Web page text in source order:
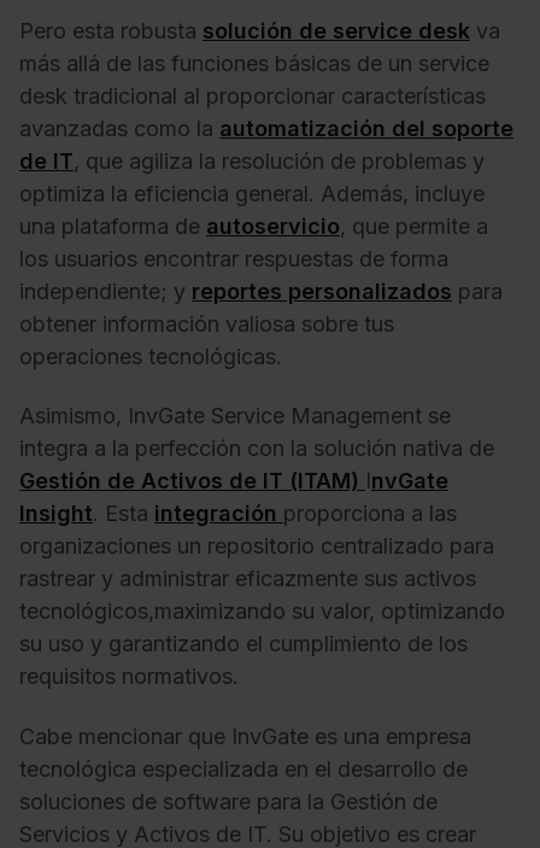
Pero esta robusta solución de service desk va
más allá de las funciones básicas de un service
desk tradicional al proporcionar características
avanzadas como la automatización del soporte
de IT, que agiliza la resolución de problemas y
optimiza la eficiencia general. Además, incluye
una plataforma de autoservicio, que permite a
los usuarios encontrar respuestas de forma
independiente; y reportes personalizados para
obtener información valiosa sobre tus
operaciones tecnológicas.
Asimismo, InvGate Service Management se
integra a la perfección con la solución nativa de
Gestión de Activos de IT (ITAM) InvGate
Insight. Esta integración proporciona a las
organizaciones un repositorio centralizado para
rastrear y administrar eficazmente sus activos
tecnológicos,maximizando su valor, optimizando
su uso y garantizando el cumplimiento de los
requisitos normativos.
Cabe mencionar que InvGate es una empresa
tecnológica especializada en el desarrollo de
soluciones de software para la Gestión de
Servicios y Activos de IT. Su objetivo es crear